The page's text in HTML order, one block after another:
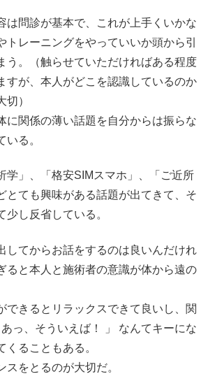
は問診が基本で、これが上手くいかな
トレーニングをやっていいか頭から引
う。（触らせていただければある程度
すが、本人がどこを認識しているのか
切）
に関係の薄い話題を自分からは振らな
いる。
学」、「格安SIMスマホ」、「ご近所
とても興味がある話題が出てきて、そ
少し反省している。
してからお話をするのは良いんだけれ
ると本人と施術者の意識が体から遠の
できるとリラックスできて良いし、関
っ、そういえば！ 」 なんてキーにな
くることもある。
スをとるのが大切だ。